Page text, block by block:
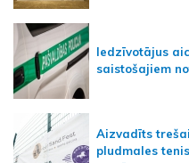
Iedzīvotājus
saistošajiem
Aizvadīts
pludmales